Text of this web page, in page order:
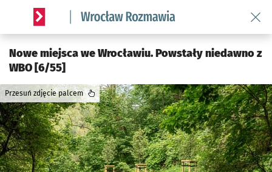
Serwis informacyjny wroclaw.pl podserwis: Rozmawia
Nowe miejsca we Wrocławiu. Powstały niedawno z
WBO [6/55]
Przesuń zdjęcie palcem